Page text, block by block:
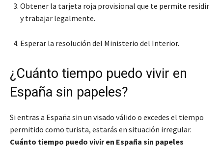
Obtener la tarjeta roja provisional que te permite residir
y trabajar legalmente.
Esperar la resolución del Ministerio del Interior.
¿Cuánto tiempo puedo vivir en
España sin papeles?
Si entras a España sin un visado válido o excedes el tiempo
permitido como turista, estarás en situación irregular.
Cuánto tiempo puedo vivir en España sin papeles